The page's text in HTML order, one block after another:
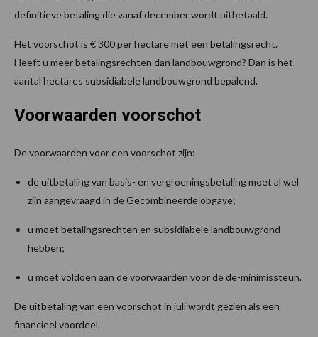
definitieve betaling die vanaf december wordt uitbetaald.
Het voorschot is € 300 per hectare met een betalingsrecht.
Heeft u meer betalingsrechten dan landbouwgrond? Dan is het
aantal hectares subsidiabele landbouwgrond bepalend.
Voorwaarden voorschot
De voorwaarden voor een voorschot zijn:
de uitbetaling van basis- en vergroeningsbetaling moet al wel
zijn aangevraagd in de Gecombineerde opgave;
u moet betalingsrechten en subsidiabele landbouwgrond
hebben;
u moet voldoen aan de voorwaarden voor de de-minimissteun.
De uitbetaling van een voorschot in juli wordt gezien als een
financieel voordeel.